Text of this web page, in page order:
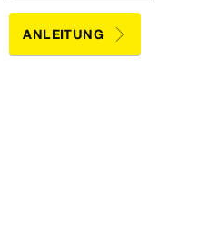
ANLEITUNG